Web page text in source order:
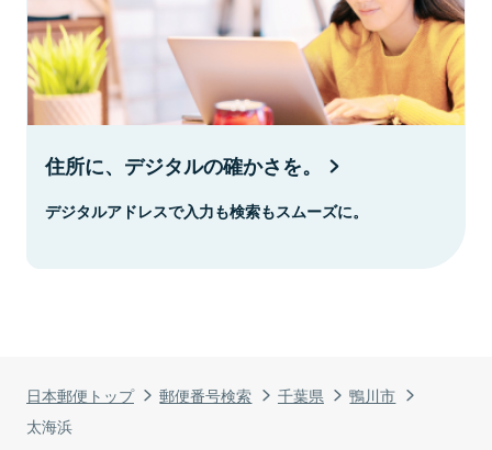
日本郵便トップ 郵便番号検索 千葉県
鴨川市
太海浜
住所に、デジタルの確かさを。
デジタルアドレスで入力も検索もスムーズに。